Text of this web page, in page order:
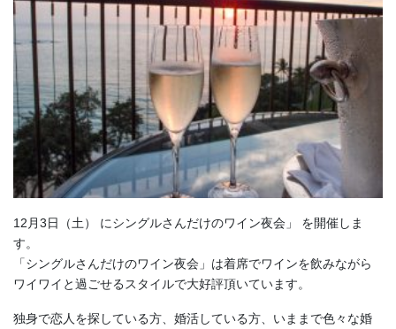
12月3日（土） にシングルさんだけのワイン夜会」 を開催しま
す。
「シングルさんだけのワイン夜会」は着席でワインを飲みながら
ワイワイと過ごせるスタイルで大好評頂いています。
独身で恋人を探している方、婚活している方、いままで色々な婚